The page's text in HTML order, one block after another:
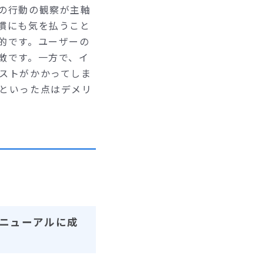
行動の観察が主軸
にも気を払うこと
です。ユーザーの
です。一方で、イ
トがかかってしま
いった点はデメリ
ューアルに成